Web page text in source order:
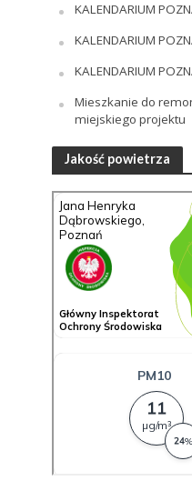
KALENDARIUM
KALENDARIUM
KALENDARIUM
Mieszkanie do
miejskiego projektu
Jakość powietrza